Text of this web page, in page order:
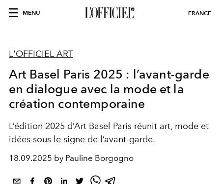
MENU FRANCE
L'OFFICIEL ART
Art Basel Paris 2025 : l’avant-garde
en dialogue avec la mode et la
création contemporaine
L’édition 2025 d’Art Basel Paris réunit art, mode et
idées sous le signe de l’avant-garde.
18.09.2025 by Pauline Borgogno